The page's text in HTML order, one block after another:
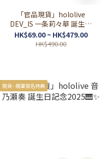
「官品現貨」hololive
DEV_IS 一条莉々華 誕生日
記念2025 🌃
HK$69.00 ~ HK$479.00
HK$490.00
現貨 - 親筆簽名特典